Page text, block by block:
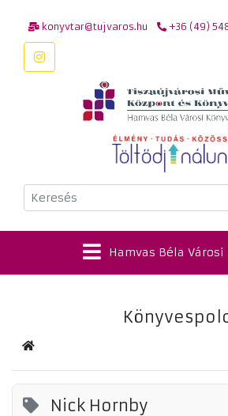
konyvtar@tujvaros.hu +36 (49)
Keresés
Hamvas Béla
Kezdőlap
Nick Hornby